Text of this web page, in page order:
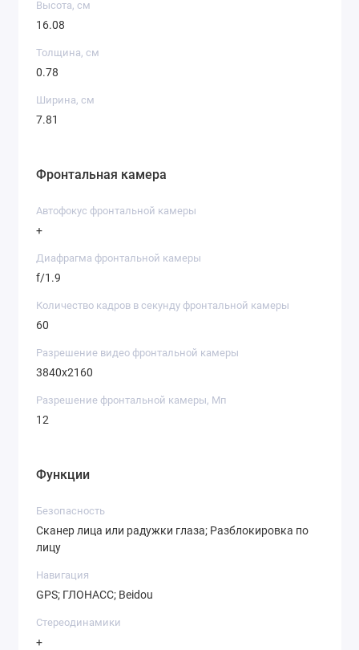
Высота, см
16.08
Толщина, см
0.78
Ширина, см
7.81
Фронтальная камера
Автофокус фронтальной камеры
+
Диафрагма фронтальной камеры
f/1.9
Количество кадров в секунду фронтальной камеры
60
Разрешение видео фронтальной камеры
3840х2160
Разрешение фронтальной камеры, Мп
12
Функции
Безопасность
Сканер лица или радужки глаза; Разблокировка по
лицу
Навигация
GPS; ГЛОНАСС; Beidou
Стереодинамики
+